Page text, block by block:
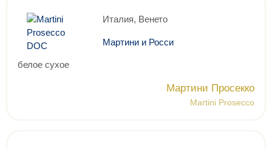
Италия, Венето
Мартини и Росси
белое сухое
Мартини Просекко
Martini Prosecco